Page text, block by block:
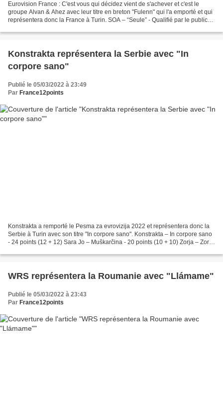
Eurovision France : C'est vous qui décidez vient de s'achever et c'est le
groupe Alvan & Ahez avec leur titre en breton "Fulenn" qui l'a emporté et qui
représentera donc la France à Turin. SOA – “Seule” - Qualifié par le public
Konstrakta représentera la Serbie avec "In
corpore sano"
Publié le 05/03/2022 à 23:49
Par France12points
Konstrakta a remporté le Pesma za evrovizija 2022 et représentera donc la
Serbie à Turin avec son titre "In corpore sano". Konstrakta – In corpore sano
- 24 points (12 + 12) Sara Jo – Muškarčina - 20 points (10 + 10) Zorja – Zorja
WRS représentera la Roumanie avec "Llámame"
Publié le 05/03/2022 à 23:43
Par France12points